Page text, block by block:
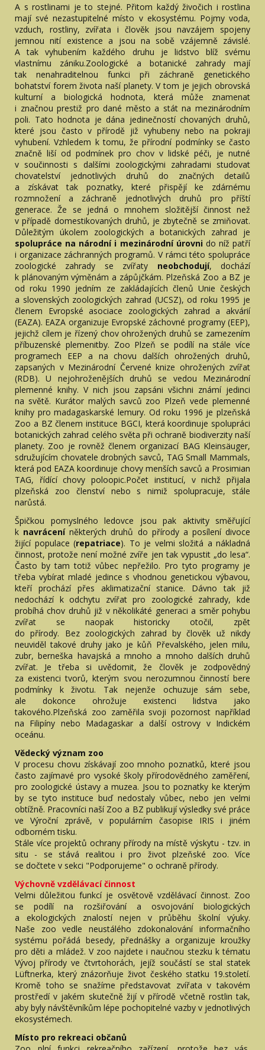
A s rostlinami je to stejné. Přitom každý živočich i rostlina
mají své nezastupitelné místo v ekosystému. Pojmy voda,
vzduch, rostliny, zvířata i člověk jsou navzájem spojeny
jemnou nití existence a jsou na sobě vzájemně závislé.
A tak vyhubením každého druhu je lidstvo blíž svému
vlastnímu zániku.Zoologické a botanické zahrady mají
tak nenahraditelnou funkci při záchraně genetického
bohatství forem života naší planety. V tom je jejich obrovská
kulturní a biologická hodnota, která může znamenat
i značnou prestiž pro dané město a stát na mezinárodním
poli. Tato hodnota je dána jedinečností chovaných druhů,
které jsou často v přírodě již vyhubeny nebo na pokraji
vyhubení. Vzhledem k tomu, že přírodní podmínky se často
značně liší od podmínek pro chov v lidské péči, je nutné
v součinnosti s dalšími zoologickými zahradami studovat
chovatelství jednotlivých druhů do značných detailů
a získávat tak poznatky, které přispějí ke zdárnému
rozmnožení a záchraně jednotlivých druhů pro příští
generace. Že se jedná o mnohem složitější činnost než
v případě domestikovaných druhů, je zbytečně se zmiňovat.
Důležitým úkolem zoologických a botanických zahrad je
spolupráce na národní i mezinárodní úrovni do níž patří
i organizace záchranných programů. V rámci této spolupráce
zoologické zahrady se zvířaty neobchodují, dochází
k plánovaným výměnám a zápůjčkám. Plzeňská Zoo a BZ je
od roku 1990 jedním ze zakládajících členů Unie českých
a slovenských zoologických zahrad (UCSZ), od roku 1995 je
členem Evropské asociace zoologických zahrad a akvárií
(EAZA). EAZA organizuje Evropské záchovné programy (EEP),
jejichž cílem je řízený chov ohrožených druhů se zamezením
příbuzenské plemenitby. Zoo Plzeň se podílí na stále více
programech EEP a na chovu dalších ohrožených druhů,
zapsaných v Mezinárodní Červené knize ohrožených zvířat
(RDB). U nejohroženějších druhů se vedou Mezinárodní
plemenné knihy. V nich jsou zapsáni všichni známí jedinci
na světě. Kurátor malých savců zoo Plzeň vede plemenné
knihy pro madagaskarské lemury. Od roku 1996 je plzeňská
Zoo a BZ členem instituce BGCI, která koordinuje spolupráci
botanických zahrad celého světa při ochraně biodiverzity naší
planety. Zoo je rovněž členem organizací BAG Kleinsäuger,
sdružujícím chovatele drobných savců, TAG Small Mammals,
která pod EAZA koordinuje chovy menších savců a Prosimian
TAG, řídící chovy poloopic.Počet institucí, v nichž přijala
plzeňská zoo členství nebo s nimiž spolupracuje, stále
narůstá.
Špičkou pomyslného ledovce jsou pak aktivity směřující
k navráceníněkterých druhů do přírody a posílení divoce
žijící populace (repatriace). To je velmi složitá a nákladná
činnost, protože není možné zvíře jen tak vypustit „do lesa“.
Často by tam totiž vůbec nepřežilo. Pro tyto programy je
třeba vybírat mladé jedince s vhodnou genetickou výbavou,
kteří prochází přes aklimatizační stanice. Dávno tak již
nedochází k odchytu zvířat pro zoologické zahrady, kde
probíhá chov druhů již v několikáté generaci a směr pohybu
zvířat se naopak historicky otočil, zpět
do přírody. Bez zoologických zahrad by člověk už nikdy
neuviděl takové druhy jako je kůň Převalského, jelen milu,
zubr, berneška havajská a mnoho a mnoho dalších druhů
zvířat. Je třeba si uvědomit, že člověk je zodpovědný
za existenci tvorů, kterým svou nerozumnou činností bere
podmínky k životu. Tak nejenže ochuzuje sám sebe,
ale dokonce ohrožuje existenci lidstva jako
takového.Plzeňská zoo zaměřila svoji pozornost například
na Filipíny nebo Madagaskar a další ostrovy v Indickém
oceánu.
Vědecký význam zoo
V procesu chovu získávají zoo mnoho poznatků, které jsou
často zajímavé pro vysoké školy přírodovědného zaměření,
pro zoologické ústavy a muzea. Jsou to poznatky ke kterým
by se tyto instituce buď nedostaly vůbec, nebo jen velmi
obtížně. Pracovníci naší Zoo a BZ publikují výsledky své práce
ve Výroční zprávě, v populárním časopise IRIS i jiném
odborném tisku.
Stále více projektů ochrany přírody na místě výskytu - tzv. in
situ - se stává realitou i pro život plzeňské zoo. Více
se dočtete v sekci "Podporujeme" o ochraně přírody.
Výchovně vzdělávací činnost
Velmi důležitou funkcí je osvětově vzdělávací činnost. Zoo
se podílí na rozšiřování a osvojování biologických
a ekologických znalostí nejen v průběhu školní výuky.
Naše zoo vedle neustálého zdokonalování informačního
systému pořádá besedy, přednášky a organizuje kroužky
pro děti a mládež. V zoo najdete i naučnou stezku k tématu
Vývoj přírody ve čtvrtohorách, jejíž součástí se stal statek
Lüftnerka, který znázorňuje život českého statku 19.století.
Kromě toho se snažíme představovat zvířata v takovém
prostředí v jakém skutečně žijí v přírodě včetně rostlin tak,
aby byly návštěvníkům lépe pochopitelné vazby v jednotlivých
ekosystémech.
Místo pro rekreaci občanů